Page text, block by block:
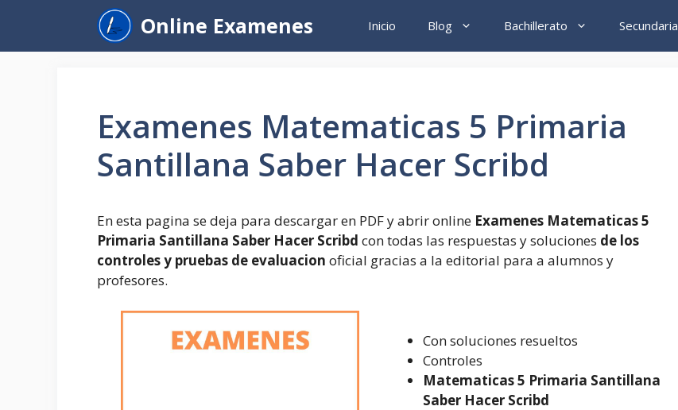
contenido
Online Examenes Inicio Blog Bachillerato Secundaria
Examenes Matematicas 5 Primaria
Santillana Saber Hacer Scribd
En esta pagina se deja para descargar en PDF y abrir online Examenes Matematicas 5
Primaria Santillana Saber Hacer Scribd con todas las respuestas y soluciones de los
controles y pruebas de evaluacion oficial gracias a la editorial para a alumnos y
profesores.
Con soluciones resueltos
Controles
Matematicas 5 Primaria Santillana
Saber Hacer Scribd